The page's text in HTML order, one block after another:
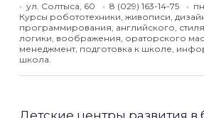
ул. Солтыса, 60 8 (029) 163-14-75
Курсы робототехники, живописи,
программирования, английского,
логики, воображения, ораторского
менеджмент, подготовка к школе,
школа.
Детские центры развития